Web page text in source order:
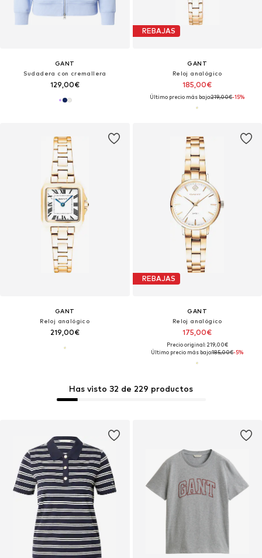
Has visto 32 de 229 productos
GANT
Sudadera con cremallera
129,00€
REBAJAS
GANT
Reloj analógico
185,00€
Último precio más bajo:219,00€-15%
GANT
Reloj analógico
219,00€
REBAJAS
GANT
Reloj analógico
175,00€
Precio original: 219,00€
Último precio más bajo:185,00€-5%